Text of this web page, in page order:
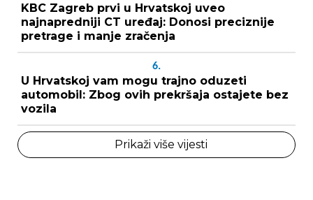
KBC Zagreb prvi u Hrvatskoj uveo
najnapredniji CT uređaj: Donosi preciznije
pretrage i manje zračenja
6.
U Hrvatskoj vam mogu trajno oduzeti
automobil: Zbog ovih prekršaja ostajete bez
vozila
Prikaži više vijesti